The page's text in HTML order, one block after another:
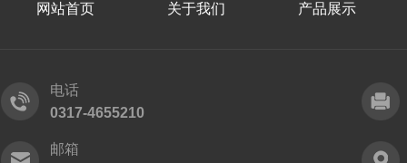
网站首页 关于我们 产品展示
电话
0317-4655210
邮箱